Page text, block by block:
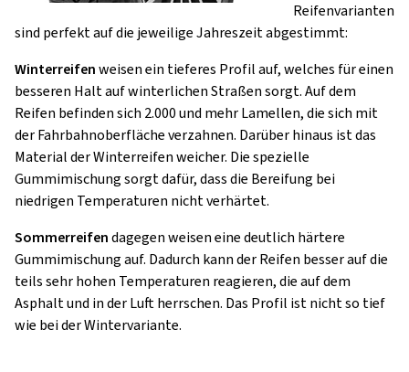
Reifenvarianten
sind perfekt auf die jeweilige Jahreszeit abgestimmt:
Winterreifenweisen ein tieferes Profil auf, welches für einen
besseren Halt auf winterlichen Straßen sorgt. Auf dem
Reifen befinden sich 2.000 und mehr Lamellen, die sich mit
der Fahrbahnoberfläche verzahnen. Darüber hinaus ist das
Material der Winterreifen weicher. Die spezielle
Gummimischung sorgt dafür, dass die Bereifung bei
niedrigen Temperaturen nicht verhärtet.
Sommerreifendagegen weisen eine deutlich härtere
Gummimischung auf. Dadurch kann der Reifen besser auf die
teils sehr hohen Temperaturen reagieren, die auf dem
Asphalt und in der Luft herrschen. Das Profil ist nicht so tief
wie bei der Wintervariante.